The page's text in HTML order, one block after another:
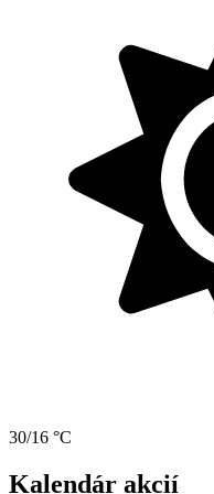
30/16 °C
Kalendár akcií